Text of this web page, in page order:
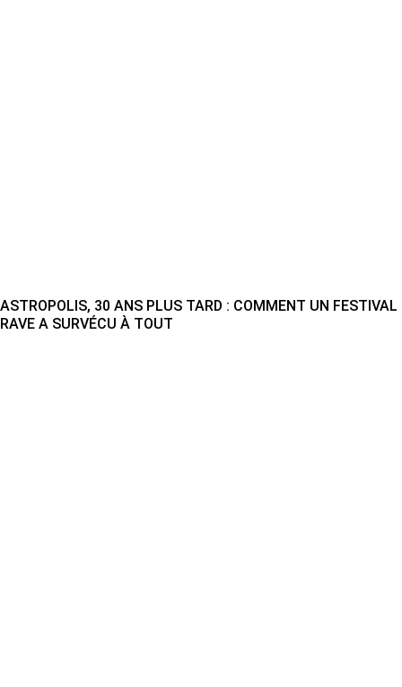
ASTROPOLIS, 30 ANS PLUS TARD : COMMENT UN FESTIVAL
RAVE A SURVÉCU À TOUT